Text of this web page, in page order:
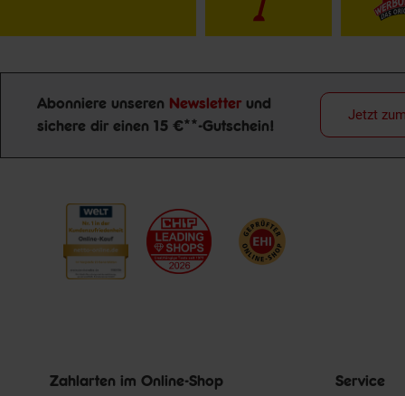
Newsletter Anmeldung
Abonniere unseren Newsletter und
sichere dir einen 15 €**-Gutschein!
Jetzt
Zahlarten im Online-Shop Service